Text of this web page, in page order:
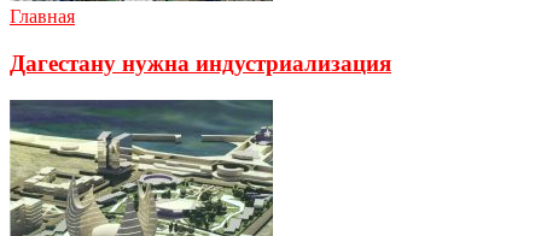
Главная
Дагестану нужна индустриализация